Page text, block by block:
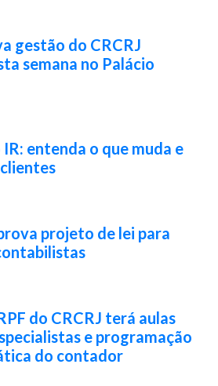
gestão do CRCRJ
semana no Palácio
entenda o que muda e
projeto de lei para
do CRCRJ terá aulas
e programação
do contador